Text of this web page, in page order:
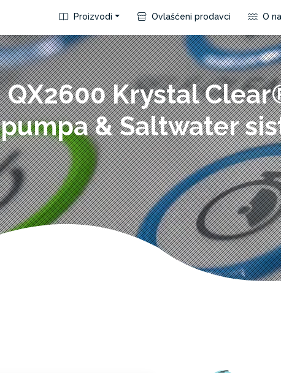
Proizvodi Ovlašćeni prodavci O
QX2600 Krystal
pumpa & Saltwater